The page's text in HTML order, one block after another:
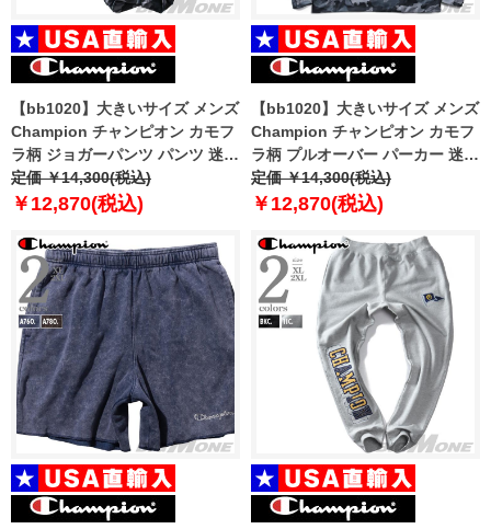
【bb1020】大きいサイズ メンズ
Champion チャンピオン カモフ
ラ柄 ジョガーパンツ パンツ 迷彩
柄 USA直輸入 p7477p-586644
定価 ￥14,300(税込)
￥12,870(税込)
【bb1020】大きいサイズ メンズ
Champion チャンピオン カモフ
ラ柄 プルオーバー パーカー 迷彩
柄 USA直輸入 s9441p-586638
定価 ￥14,300(税込)
￥12,870(税込)